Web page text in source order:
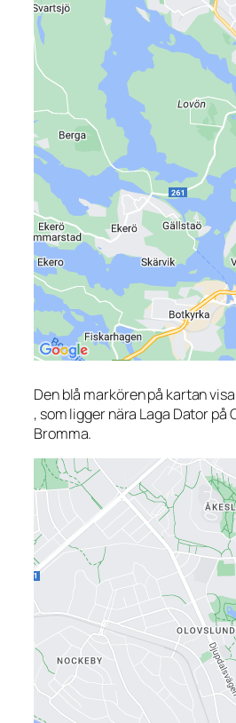
Den blå markören på kartan
, som ligger nära Laga Dator på
Bromma.